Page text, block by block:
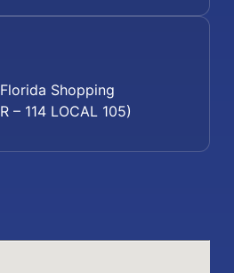
Shopping
– 114 LOCAL 105)